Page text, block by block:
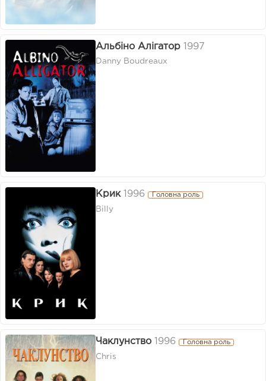
Альбіно Алігатор 1997
Danny Boudreaux
Крик 1996 Головна роль
Billy
Чаклунство 1996 Головна роль
Chris